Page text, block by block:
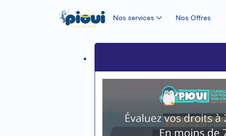
Nos services Nos Offres